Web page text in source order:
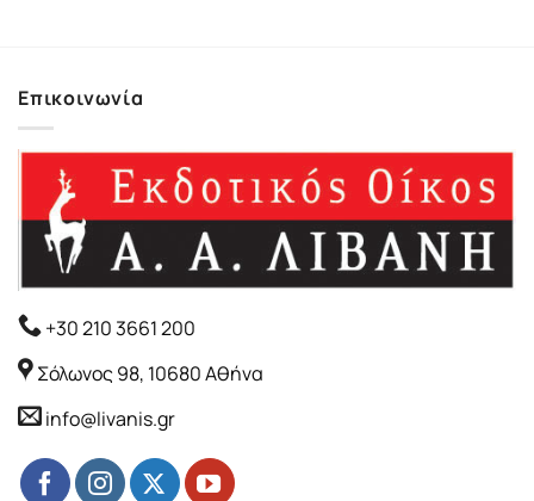
Επικοινωνία
+30 210 3661 200
Σόλωνος 98, 10680 Αθήνα
info@livanis.gr